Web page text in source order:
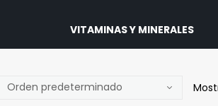
VITAMINAS Y MINERALES